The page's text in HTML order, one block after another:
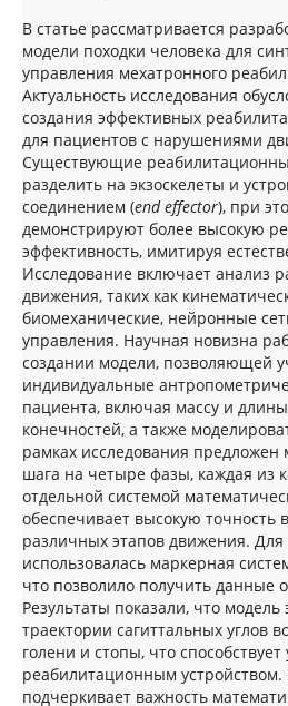
В статье рассматривается
модели походки человека для
управления мехатронного
Актуальность исследования
создания эффективных
для пациентов с нарушениями
Существующие
разделить на экзоскелеты и
соединением (end effector), при
демонстрируют более высокую
эффективность, имитируя
Исследование включает анализ
движения, таких как
биомеханические, нейронные
управления. Научная новизна
создании модели, позволяющей
индивидуальные
пациента, включая массу и
конечностей, а также
рамках исследования предложен
шага на четыре фазы, каждая из
отдельной системой
обеспечивает высокую точность
различных этапов движения.
использовалась маркерная
что позволило получить данные
Результаты показали, что
траектории сагиттальных углов
голени и стопы, что
реабилитационным
подчеркивает важность